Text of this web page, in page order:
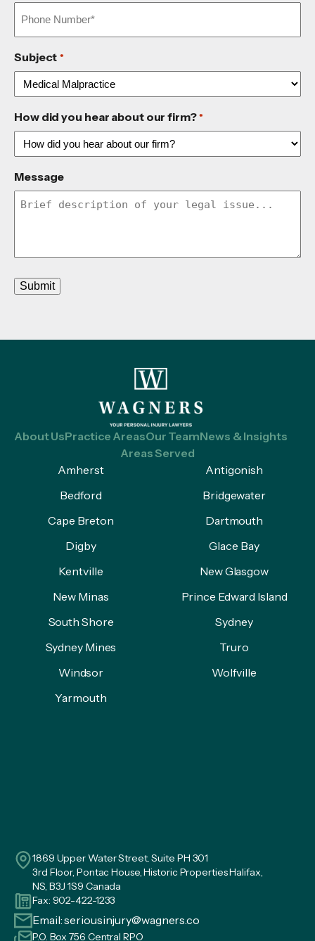
Subject *
How did you hear about our firm? *
Message
Submit
About UsPractice AreasOur TeamNews & Insights
Areas Served
Amherst
Antigonish
Bedford
Bridgewater
Cape Breton
Dartmouth
Digby
Glace Bay
Kentville
New Glasgow
New Minas
Prince Edward Island
South Shore
Sydney
Sydney Mines
Truro
Windsor
Wolfville
Yarmouth
1869 Upper Water Street. Suite PH 301
3rd Floor, Pontac House, Historic Properties Halifax,
NS, B3J 1S9 Canada
Fax: 902-422-1233
Email:seriousinjury@wagners.co
P.O. Box 756 Central RPO